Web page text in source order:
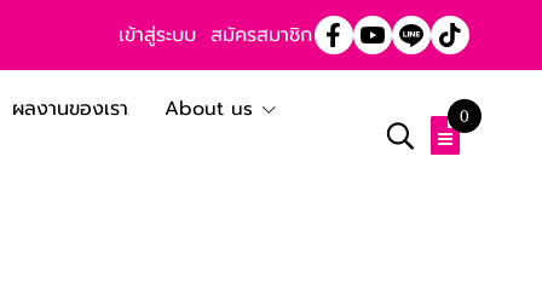
เข้าสู่ระบบ สมัครสมาชิก
ผลงานของเรา
About us
0